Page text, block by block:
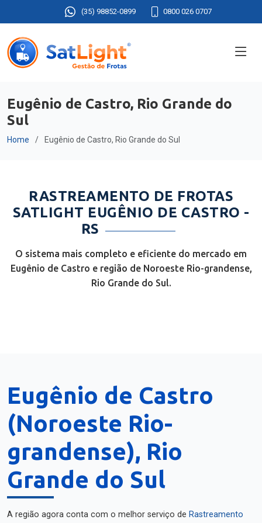
(35) 98852-0899 0800 026 0707
Eugênio de Castro, Rio Grande do
Sul
Home Eugênio de Castro, Rio Grande do Sul
RASTREAMENTO DE FROTAS
SATLIGHT EUGÊNIO DE CASTRO -
RS
O sistema mais completo e eficiente do mercado em
Eugênio de Castro e região de Noroeste Rio-grandense,
Rio Grande do Sul.
Eugênio de Castro
(Noroeste Rio-
grandense), Rio
Grande do Sul
A região agora conta com o melhor serviço de Rastreamento